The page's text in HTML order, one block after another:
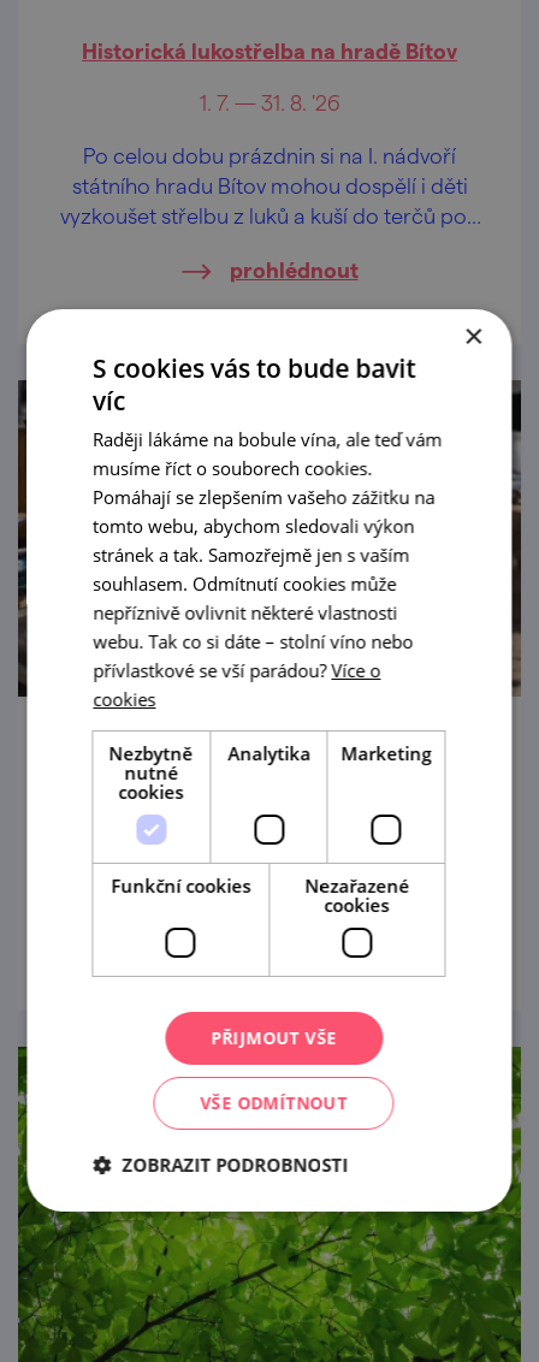
Historická lukostřelba na hradě Bítov
1. 7. — 31. 8. '26
Po celou dobu prázdnin si na I. nádvoří
státního hradu Bítov mohou dospělí i děti
vyzkoušet střelbu z luků a kuší do terčů pod
prohlédnout
Bítovská hradní pouť
Už 34. ročník tradiční akce na státním hradě
Bítov s bohatým programem.
prohlédnout
×
S cookies vás to bude bavit
víc
Raději lákáme na bobule vína, ale teď vám
musíme říct o souborech cookies.
Pomáhají se zlepšením vašeho zážitku na
tomto webu, abychom sledovali výkon
stránek a tak. Samozřejmě jen s vaším
souhlasem. Odmítnutí cookies může
nepříznivě ovlivnit některé vlastnosti
webu. Tak co si dáte – stolní víno nebo
přívlastkové se vší parádou?Více o
cookies
Nezbytně
nutné
cookies
Analytika Marketing
Funkční cookies
Nezařazené
cookies
PŘIJMOUT VŠE
VŠE ODMÍTNOUT
ZOBRAZIT PODROBNOSTI